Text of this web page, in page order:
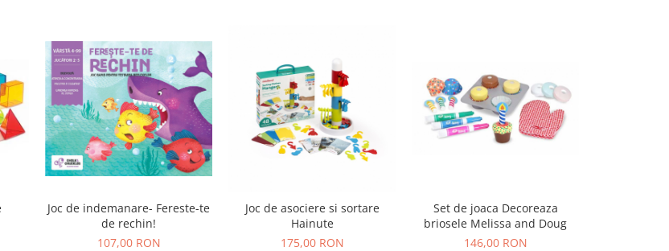
Joc de indemanare- Fereste-te
de rechin!
107,00 RON
Joc de asociere si sortare
Hainute
175,00 RON
Set de joaca Decoreaza
briosele Melissa and Doug
146,00 RON